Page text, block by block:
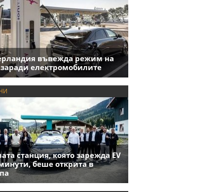
въвежда режим на
заради електромобилите
станция, която зарежда EV
беше открита в